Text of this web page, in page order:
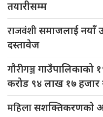
तयारीसम्म
राजवंशीसमाजलाई नयाँ
दस्तावेज
गौरीगञ्जगाउँपालिकाको
करोड ९४ लाख १७ हजार
महिलासशक्तिकरणको